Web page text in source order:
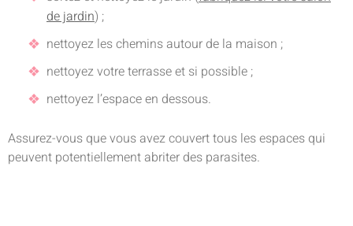
de jardin) ;
nettoyez les chemins autour de la maison ;
nettoyez votre terrasse et si possible ;
nettoyez l’espace en dessous.
Assurez-vous que vous avez couvert tous les espaces qui
peuvent potentiellement abriter des parasites.